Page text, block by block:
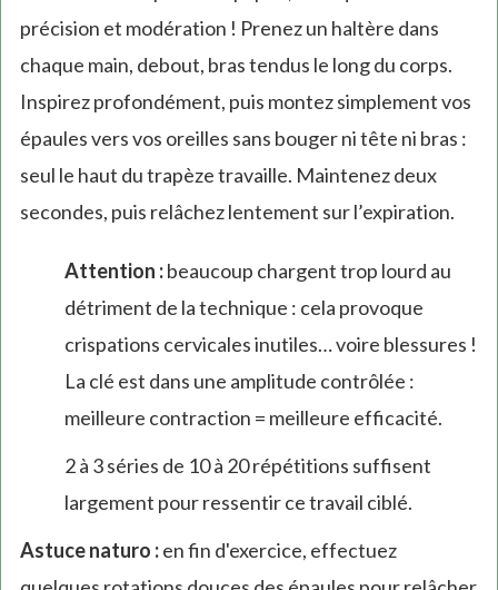
précision et modération ! Prenez un haltère dans
chaque main, debout, bras tendus le long du corps.
Inspirez profondément, puis montez simplement vos
épaules vers vos oreilles sans bouger ni tête ni bras :
seul le haut du trapèze travaille. Maintenez deux
secondes, puis relâchez lentement sur l’expiration.
Attention :beaucoup chargent trop lourd au
détriment de la technique : cela provoque
crispations cervicales inutiles… voire blessures !
La clé est dans une amplitude contrôlée :
meilleure contraction = meilleure efficacité.
2 à 3 séries de 10 à 20 répétitions suffisent
largement pour ressentir ce travail ciblé.
Astuce naturo :en fin d'exercice, effectuez